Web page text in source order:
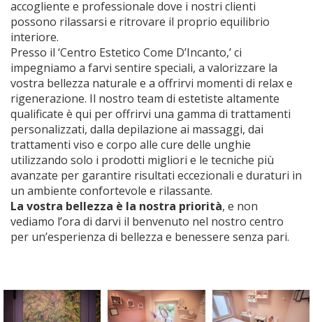
accogliente e professionale dove i nostri clienti
possono rilassarsi e ritrovare il proprio equilibrio
interiore.
Presso il ‘Centro Estetico Come D’Incanto,’ ci
impegniamo a farvi sentire speciali, a valorizzare la
vostra bellezza naturale e a offrirvi momenti di relax e
rigenerazione. Il nostro team di estetiste altamente
qualificate è qui per offrirvi una gamma di trattamenti
personalizzati, dalla depilazione ai massaggi, dai
trattamenti viso e corpo alle cure delle unghie
utilizzando solo i prodotti migliori e le tecniche più
avanzate per garantire risultati eccezionali e duraturi in
un ambiente confortevole e rilassante.
La vostra bellezza è la nostra priorità, e non
vediamo l’ora di darvi il benvenuto nel nostro centro
per un’esperienza di bellezza e benessere senza pari.